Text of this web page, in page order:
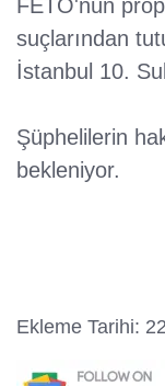
FETÖ'nün
suçlarından
İstanbul 10.
Şüphelilerin
bekleniyor.
Ekleme Tarihi: